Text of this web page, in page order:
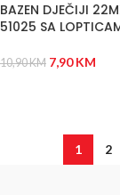
BAZEN DJEČIJI
51025 SA
10,90KM 7,90KM
1 2